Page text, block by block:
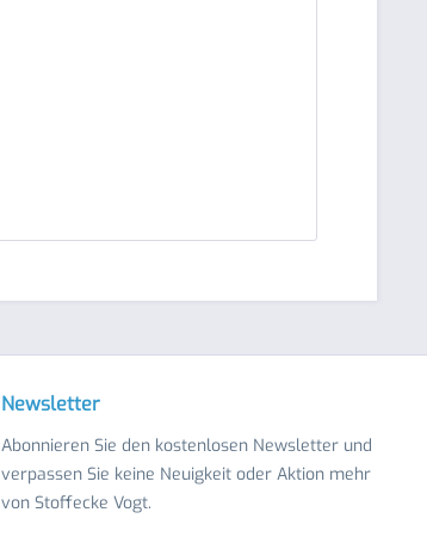
Newsletter
Abonnieren Sie den kostenlosen Newsletter und
verpassen Sie keine Neuigkeit oder Aktion mehr
von Stoffecke Vogt.